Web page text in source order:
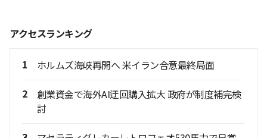
アクセスランキング
1 ホルムズ海峡再開へ 米イラン合意最終局面
2
創業資金で海外AI迂回購入拡大 政府が制度補完検
討